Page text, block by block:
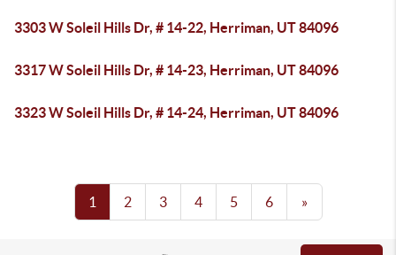
3303 W Soleil Hills Dr, # 14-22, Herriman, UT 84096
3317 W Soleil Hills Dr, # 14-23, Herriman, UT 84096
3323 W Soleil Hills Dr, # 14-24, Herriman, UT 84096
1 2 3 4 5 6 »